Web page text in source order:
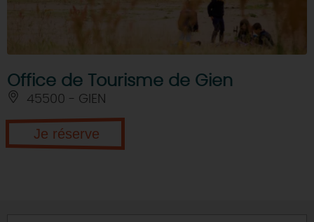
Office de Tourisme de Gien
45500 - GIEN
Je réserve